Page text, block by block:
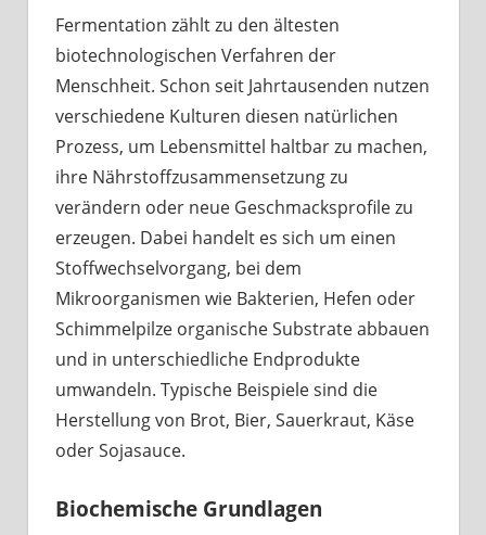
Fermentation zählt zu den ältesten
biotechnologischen Verfahren der
Menschheit. Schon seit Jahrtausenden nutzen
verschiedene Kulturen diesen natürlichen
Prozess, um Lebensmittel haltbar zu machen,
ihre Nährstoffzusammensetzung zu
verändern oder neue Geschmacksprofile zu
erzeugen. Dabei handelt es sich um einen
Stoffwechselvorgang, bei dem
Mikroorganismen wie Bakterien, Hefen oder
Schimmelpilze organische Substrate abbauen
und in unterschiedliche Endprodukte
umwandeln. Typische Beispiele sind die
Herstellung von Brot, Bier, Sauerkraut, Käse
oder Sojasauce.
Biochemische Grundlagen